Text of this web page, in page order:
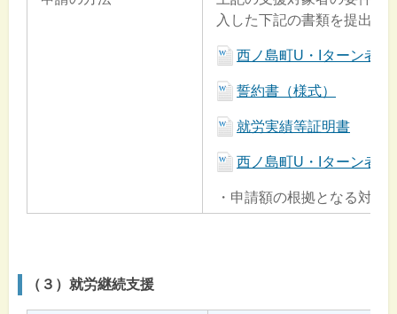
入した下記の書類を提出し
西ノ島町U・Iターン者
誓約書（様式）
就労実績等証明書
西ノ島町U・Iターン者
・申請額の根拠となる対象
（３）就労継続支援